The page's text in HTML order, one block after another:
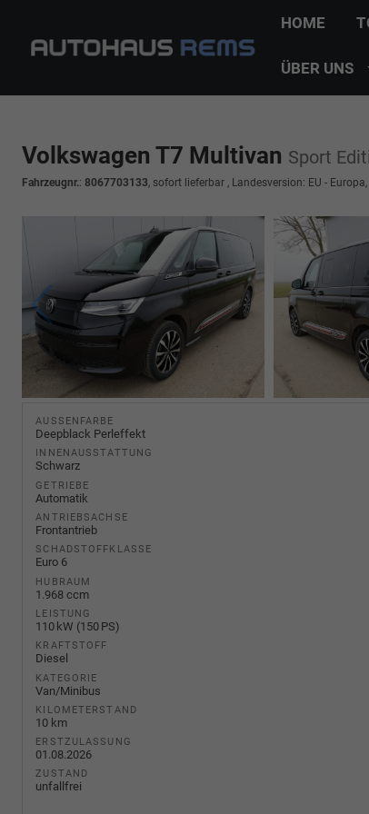
HOME
ÜBER UNS
Volkswagen T7 Multivan Sport
Fahrzeugnr.: 8067703133, sofort lieferbar , Landesversion: EU - Europa,
AUSSENFARBE
Deepblack Perleffekt
INNENAUSSTATTUNG
Schwarz
GETRIEBE
Automatik
ANTRIEBSACHSE
Frontantrieb
SCHADSTOFFKLASSE
Euro 6
HUBRAUM
1.968 ccm
LEISTUNG
110 kW (150 PS)
KRAFTSTOFF
Diesel
KATEGORIE
Van/Minibus
KILOMETERSTAND
10 km
ERSTZULASSUNG
01.08.2026
ZUSTAND
unfallfrei